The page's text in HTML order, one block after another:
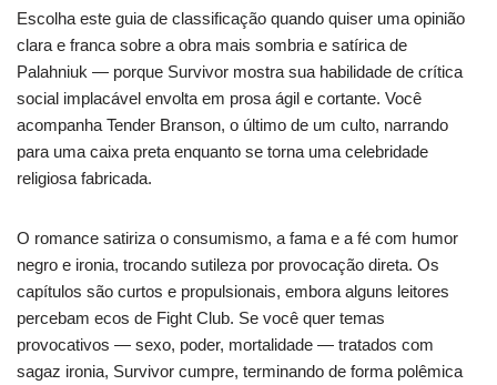
Escolha este guia de classificação quando quiser uma opinião
clara e franca sobre a obra mais sombria e satírica de
Palahniuk — porque Survivor mostra sua habilidade de crítica
social implacável envolta em prosa ágil e cortante. Você
acompanha Tender Branson, o último de um culto, narrando
para uma caixa preta enquanto se torna uma celebridade
religiosa fabricada.
O romance satiriza o consumismo, a fama e a fé com humor
negro e ironia, trocando sutileza por provocação direta. Os
capítulos são curtos e propulsionais, embora alguns leitores
percebam ecos de Fight Club. Se você quer temas
provocativos — sexo, poder, mortalidade — tratados com
sagaz ironia, Survivor cumpre, terminando de forma polêmica